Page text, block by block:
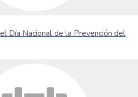
Día Nacional de la Prevención del